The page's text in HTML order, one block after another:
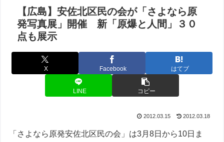
【広島】安佐北区民の会が「さよなら原
発写真展」開催 新「原爆と人間」３０
点も展示
X Facebook はてブ
LINE コピー
2012.03.15 2012.03.18
「さよなら原発安佐北区民の会」は3月8日から10日ま